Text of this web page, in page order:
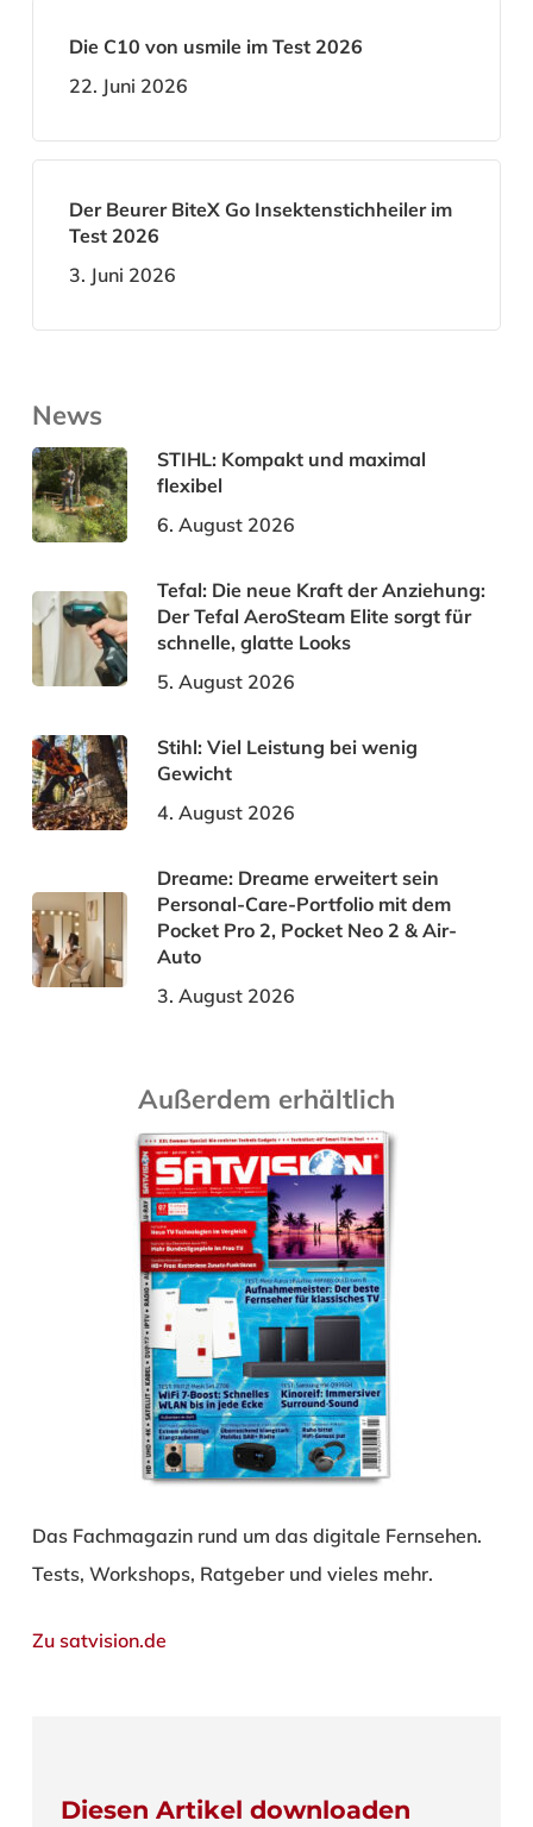
Die C10 von usmile im Test 2026
22. Juni 2026
Der Beurer BiteX Go Insektenstichheiler im
Test 2026
3. Juni 2026
News
STIHL: Kompakt und maximal
flexibel
6. August 2026
Tefal: Die neue Kraft der Anziehung:
Der Tefal AeroSteam Elite sorgt für
schnelle, glatte Looks
5. August 2026
Stihl: Viel Leistung bei wenig
Gewicht
4. August 2026
Dreame: Dreame erweitert sein
Personal-Care-Portfolio mit dem
Pocket Pro 2, Pocket Neo 2 & Air-
Auto
3. August 2026
Außerdem erhältlich
Das Fachmagazin rund um das digitale Fernsehen.
Tests, Workshops, Ratgeber und vieles mehr.
Zu satvision.de
Diesen Artikel downloaden